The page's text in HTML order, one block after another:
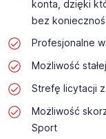
konta, dzięki
bez
Profesjonalne
Możliwość
Strefę licytacji
Możliwość
Sport